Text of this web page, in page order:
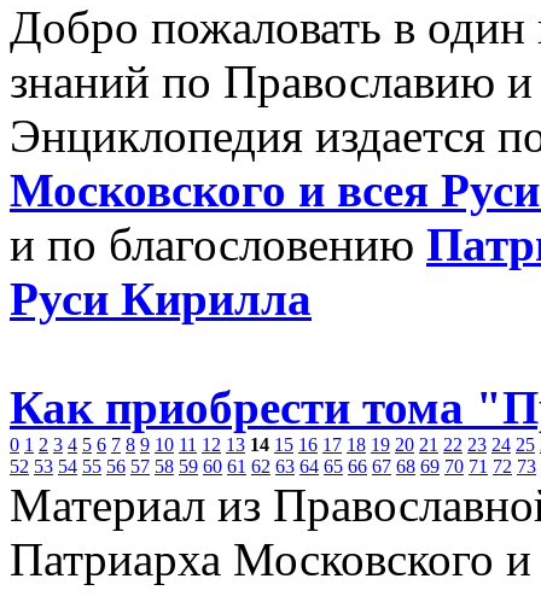
Добро пожаловать в
знаний по Православию
Энциклопедия издается
Московского и всея
и по благословению
Руси Кирилла
Как приобрести тома
0 1 2 3 4 5 6 7 8 9 10 11 12 13 14 15 16 17 18 19 20 21 22 23 24 25
52 53 54 55 56 57 58 59 60 61 62 63 64 65 66 67 68 69 70 71 72 73
Материал из
Патриарха Московского